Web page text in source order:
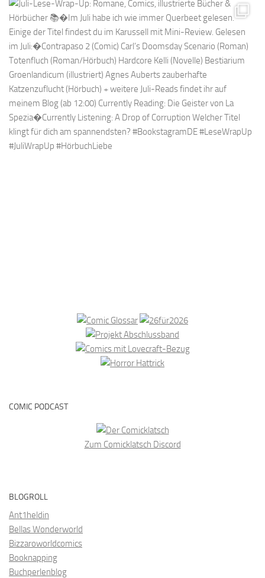
COMIC PODCAST
Zum Comicklatsch Discord
BLOGROLL
Ant1heldin
Bellas Wonderworld
Bizzaroworldcomics
Booknapping
Buchperlenblog